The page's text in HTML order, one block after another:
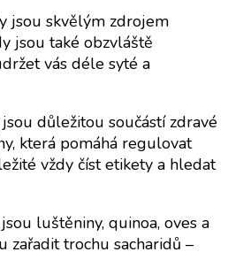
jsou skvělým zdrojem
jsou také obzvláště
vás déle syté a
důležitou součástí zdravé
která pomáhá regulovat
vždy číst etikety a hledat
luštěniny, quinoa, oves a
zařadit trochu sacharidů –